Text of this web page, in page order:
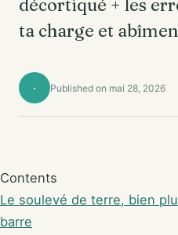
décortiqué + les
ta charge et
· Published on mai 28, 2026
Contents
Le soulevé de terre, bien
barre